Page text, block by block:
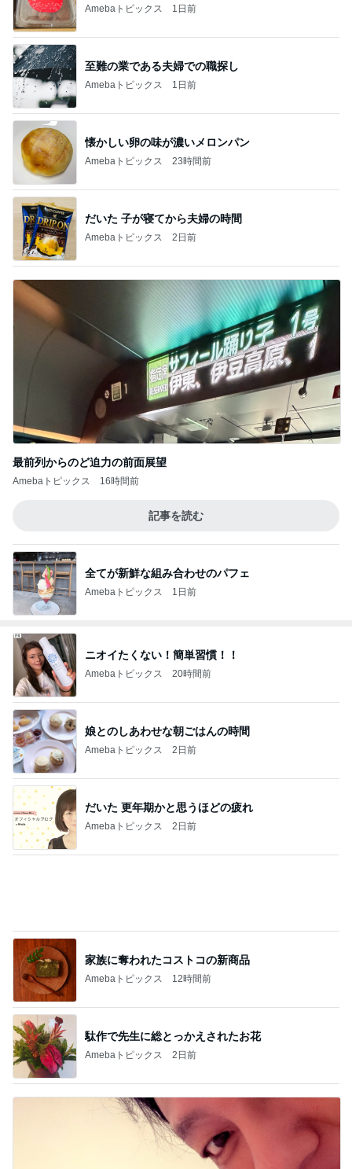
Amebaトピックス 1日前
至難の業である夫婦での職探し
Amebaトピックス 1日前
懐かしい卵の味が濃いメロンパン
Amebaトピックス 23時間前
だいた 子が寝てから夫婦の時間
Amebaトピックス 2日前
最前列からのど迫力の前面展望
Amebaトピックス 16時間前
記事を読む
全てが新鮮な組み合わせのパフェ
Amebaトピックス 1日前
ニオイたくない！簡単習慣！！
Amebaトピックス 20時間前
娘とのしあわせな朝ごはんの時間
Amebaトピックス 2日前
だいた 更年期かと思うほどの疲れ
Amebaトピックス 2日前
駄作で先生に総とっかえされたお花
Amebaトピックス 2日前